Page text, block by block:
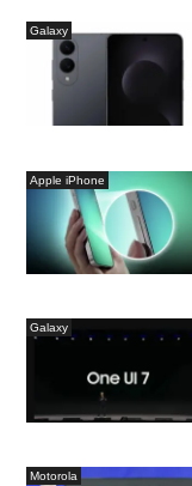
Galaxy
Apple iPhone
Galaxy
Motorola